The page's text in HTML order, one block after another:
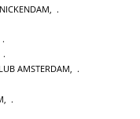
,
AMSTERDAM,